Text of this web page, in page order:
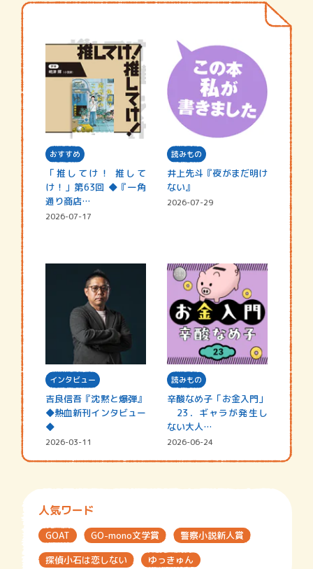
おすすめ
「推してけ！ 推して
け！」第63回 ◆『一角
通り商店…
2026-07-17
読みもの
井上先斗『夜がまだ明け
ない』
2026-07-29
インタビュー
吉良信吾『沈黙と爆弾』
◆熱血新刊インタビュー
◆
2026-03-11
読みもの
辛酸なめ子「お金入門」
23．ギャラが発生し
ない大人…
2026-06-24
人気ワード
GOAT GO-mono文学賞
警察小説新人賞
探偵小石は恋しない
ゆっきゅん